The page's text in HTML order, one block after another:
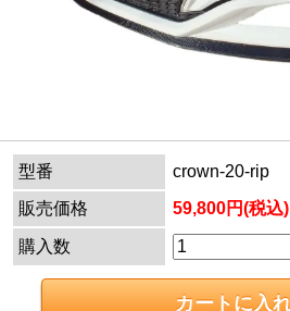
型番
crown-20-rip
販売価格
59,800円(税込)
購入数